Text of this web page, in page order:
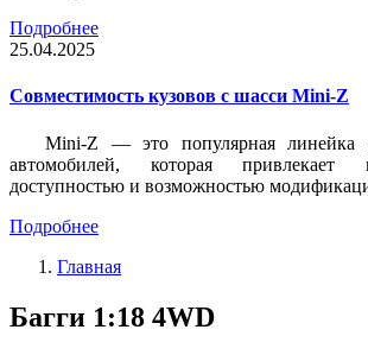
Подробнее
25.04.2025
Совместимость кузовов с шасси Mini-Z
Mini-Z — это популярная линейка
автомобилей, которая привлекает
доступностью и возможностью
Подробнее
Главная
Багги 1:18 4WD